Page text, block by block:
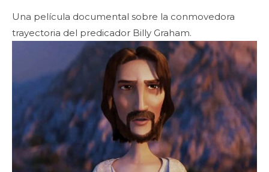
Una película documental sobre la conmovedora
trayectoria del predicador Billy Graham.